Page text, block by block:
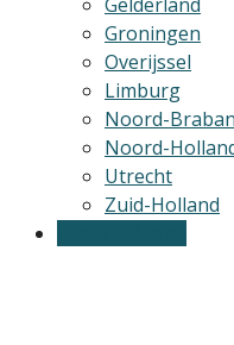
Groningen
Overijssel
Limburg
Noord-
Noord-
Utrecht
Zuid-Holland